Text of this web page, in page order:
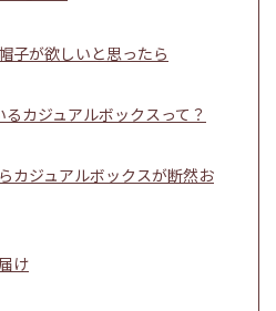
子が欲しいと思ったら
カジュアルボックスって？
カジュアルボックスが断然お
け